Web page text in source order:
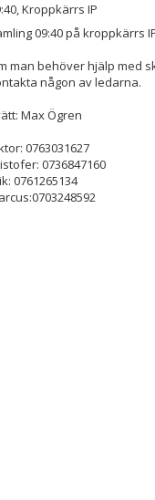
Kroppkärrs IP
09:40 på kroppkärrs
man behöver hjälp med
någon av ledarna.
Max Ögren
0763031627
0736847160
0761265134